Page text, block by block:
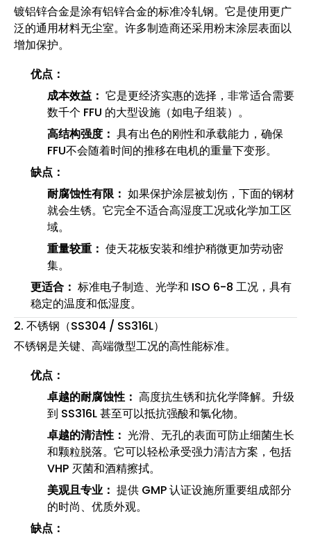
镀铝锌合金是涂有铝锌合金的标准冷轧钢。它是使用更广
泛的通用材料无尘室。许多制造商还采用粉末涂层表面以
增加保护。
优点：
成本效益： 它是更经济实惠的选择，非常适合需要
数千个 FFU 的大型设施（如电子组装）。
高结构强度： 具有出色的刚性和承载能力，确保
FFU不会随着时间的推移在电机的重量下变形。
缺点：
耐腐蚀性有限： 如果保护涂层被划伤，下面的钢材
就会生锈。它完全不适合高湿度工况或化学加工区
域。
重量较重： 使天花板安装和维护稍微更加劳动密
集。
更适合： 标准电子制造、光学和 ISO 6-8 工况，具有
稳定的温度和低湿度。
2. 不锈钢（SS304 / SS316L）
不锈钢是关键、高端微型工况的高性能标准。
优点：
卓越的耐腐蚀性： 高度抗生锈和抗化学降解。升级
到 SS316L 甚至可以抵抗强酸和氯化物。
卓越的清洁性： 光滑、无孔的表面可防止细菌生长
和颗粒脱落。它可以轻松承受强力清洁方案，包括
VHP 灭菌和酒精擦拭。
美观且专业： 提供 GMP 认证设施所重要组成部分
的时尚、优质外观。
缺点：